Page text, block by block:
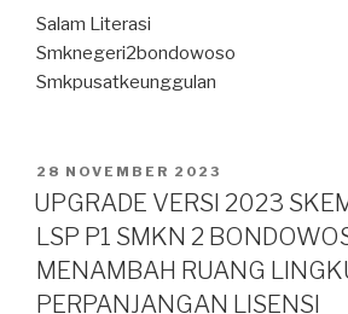
Salam Literasi
Smknegeri2bondowoso
Smkpusatkeunggulan
28 NOVEMBER 2023
UPGRADE VERSI 2023
LSP P1 SMKN 2
MENAMBAH RUANG
PERPANJANGAN LISENSI